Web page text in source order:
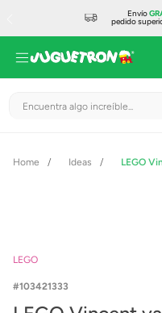
Envío
pedido
Encuentra algo increíble...
Ideas
LEGO
103421333